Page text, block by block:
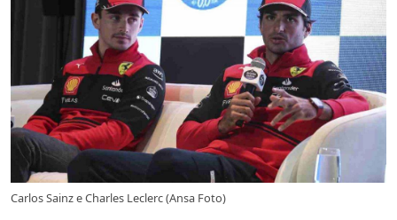
Carlos Sainz e Charles Leclerc (Ansa Foto)